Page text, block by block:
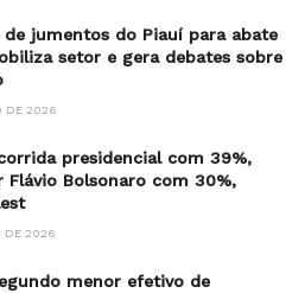
de jumentos do Piauí para abate
setor e gera debates sobre
DE 2026
presidencial com 39%,
Flávio Bolsonaro com 30%,
DE 2026
menor efetivo de